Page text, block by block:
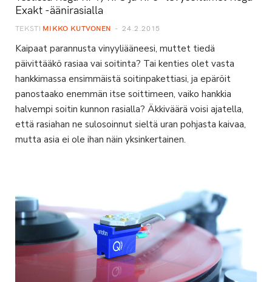
Exakt -äänirasialla
TEKSTI MIKKO KUTVONEN 24.2.2015
Kaipaat parannusta vinyyliääneesi, muttet tiedä
päivittääkö rasiaa vai soitinta? Tai kenties olet vasta
hankkimassa ensimmäistä soitinpakettiasi, ja epäröit
panostaako enemmän itse soittimeen, vaiko hankkia
halvempi soitin kunnon rasialla? Äkkiväärä voisi ajatella,
että rasiahan ne sulosoinnut sieltä uran pohjasta kaivaa,
mutta asia ei ole ihan näin yksinkertainen.